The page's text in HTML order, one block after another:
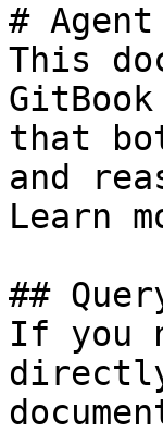
#
This
that
and
Learn
##
If you